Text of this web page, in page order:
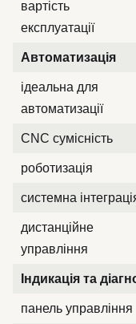
вартість
експлуатації
Автоматизація
ідеальна для
автоматизації
CNC сумісність
роботизація
системна
дистанційне
управління
Індикація та
панель управління